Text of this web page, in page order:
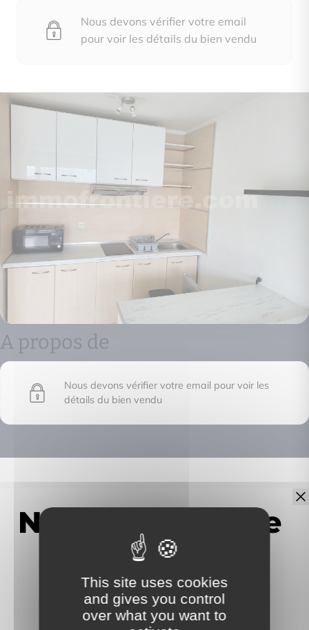
Nous devons vérifier votre email
pour voir les détails du bien vendu
A propos de
Nous devons vérifier votre email pour voir les
détails du bien vendu
IMMOFRONTIERE
17C chemin des huches -
74100 Vétraz-Monthoux
This site uses cookies
and gives you control
over what you want to